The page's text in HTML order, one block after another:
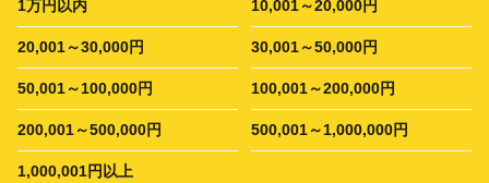
1万円以内 10,001～20,000円
20,001～30,000円 30,001～50,000円
50,001～100,000円 100,001～200,000円
200,001～500,000円 500,001～1,000,000円
1,000,001円以上